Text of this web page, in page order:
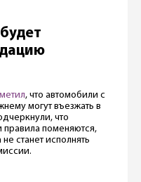
, что автомобили с
могут въезжать в
что
правила поменяются,
станет исполнять